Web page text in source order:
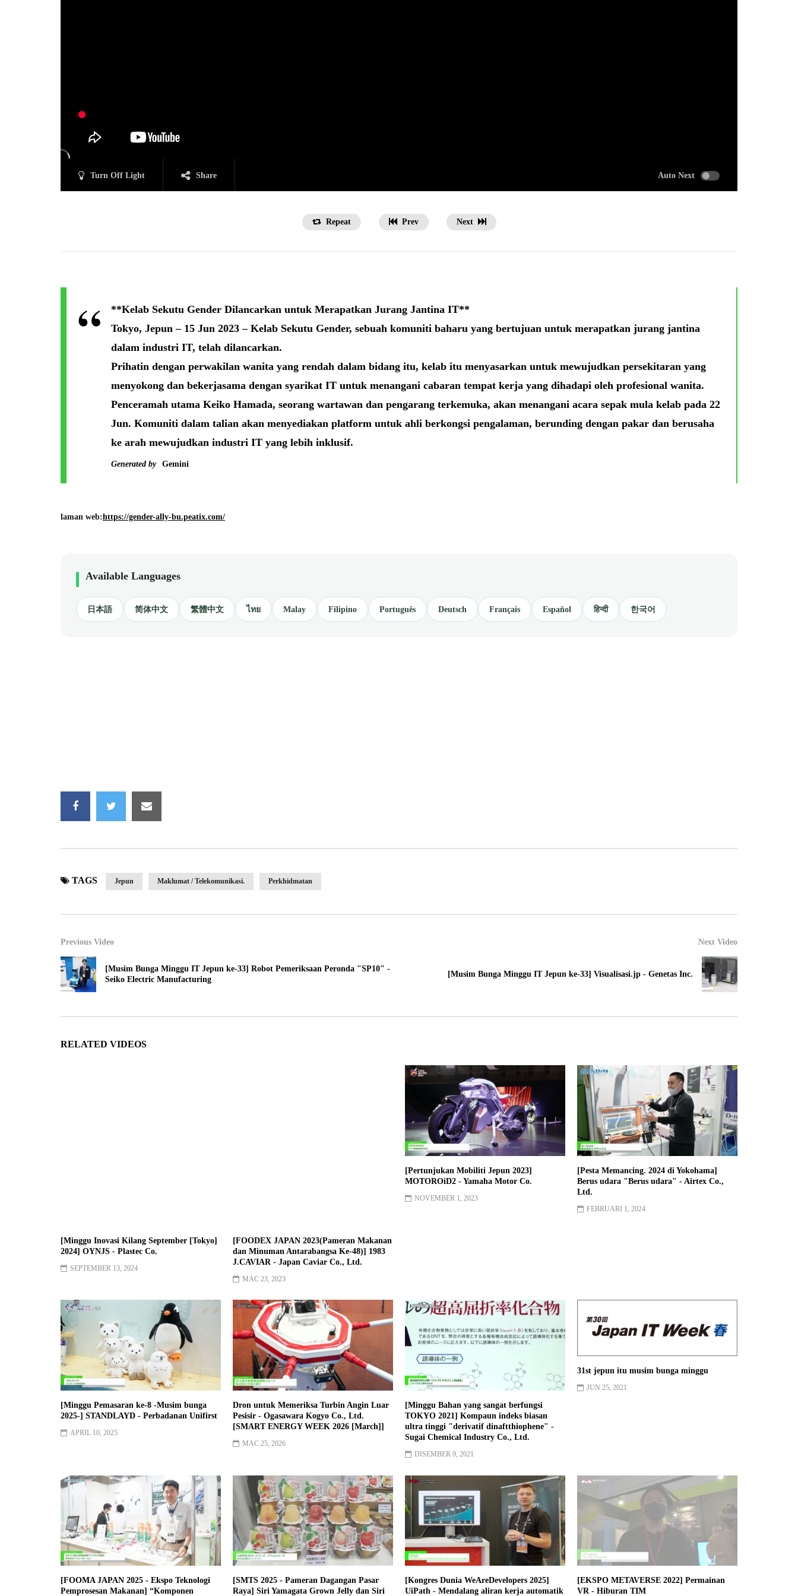
Turn Off Light Share Auto Next
Repeat Prev Next
**Kelab Sekutu Gender Dilancarkan untuk Merapatkan Jurang Jantina IT**
Tokyo, Jepun – 15 Jun 2023 – Kelab Sekutu Gender, sebuah komuniti baharu yang bertujuan untuk merapatkan jurang jantina
dalam industri IT, telah dilancarkan.
Prihatin dengan perwakilan wanita yang rendah dalam bidang itu, kelab itu menyasarkan untuk mewujudkan persekitaran yang
menyokong dan bekerjasama dengan syarikat IT untuk menangani cabaran tempat kerja yang dihadapi oleh profesional wanita.
Penceramah utama Keiko Hamada, seorang wartawan dan pengarang terkemuka, akan menangani acara sepak mula kelab pada 22
Jun. Komuniti dalam talian akan menyediakan platform untuk ahli berkongsi pengalaman, berunding dengan pakar dan berusaha
ke arah mewujudkan industri IT yang lebih inklusif.
Generated by Gemini
laman web:https://gender-ally-bu.peatix.com/
Available Languages
日本語 简体中文 繁體中文 ไทย Malay Filipino Português Deutsch Français Español हिन्दी 한국어
TAGS Jepun Maklumat / Telekomunikasi. Perkhidmatan
Previous Video
[Musim Bunga Minggu IT Jepun ke-33] Robot Pemeriksaan Peronda "SP10" -
Seiko Electric Manufacturing
Next Video
[Musim Bunga Minggu IT Jepun ke-33] Visualisasi.jp - Genetas Inc.
RELATED VIDEOS
[Pertunjukan Mobiliti Jepun 2023]
MOTOROiD2 - Yamaha Motor Co.
NOVEMBER 1, 2023
[Pesta Memancing. 2024 di Yokohama]
Berus udara "Berus udara" - Airtex Co.,
Ltd.
FEBRUARI 1, 2024
[Minggu Pemasaran ke-8 -Musim bunga
2025-] STANDLAYD - Perbadanan Unifirst
APRIL 10, 2025
Dron untuk Memeriksa Turbin Angin Luar
Pesisir - Ogasawara Kogyo Co., Ltd.
[SMART ENERGY WEEK 2026 [March]]
MAC 25, 2026
[Minggu Bahan yang sangat berfungsi
TOKYO 2021] Kompaun indeks biasan
ultra tinggi "derivatif dinaftthiophene" -
Sugai Chemical Industry Co., Ltd.
DISEMBER 9, 2021
31st jepun itu musim bunga minggu
JUN 25, 2021
[FOOMA JAPAN 2025 - Ekspo Teknologi
Pemprosesan Makanan] “Komponen
Pengikat Boleh Tanggal Satu Sentuhan”
Menggantikan Bolt - IMAO
CORPORATION
[SMTS 2025 - Pameran Dagangan Pasar
Raya] Siri Yamagata Grown Jelly dan Siri
Jam - Zao Factory Co.
FEBRUARI 21, 2025
[Kongres Dunia WeAreDevelopers 2025]
UiPath - Mendalang aliran kerja automatik
dengan ejen autonomi
JULAI 28, 2025
[EKSPO METAVERSE 2022] Permainan
VR - Hiburan TIM
JULAI 19, 2022